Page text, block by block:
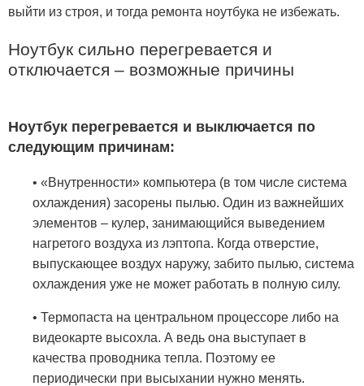
выйти из строя, и тогда ремонта ноутбука не избежать.
Ноутбук сильно перегревается и
отключается – возможные причины
Ноутбук перегревается и выключается по
следующим причинам:
• «Внутренности» компьютера (в том числе система
охлаждения) засорены пылью. Один из важнейших
элементов – кулер, занимающийся выведением
нагретого воздуха из лэптопа. Когда отверстие,
выпускающее воздух наружу, забито пылью, система
охлаждения уже не может работать в полную силу.
• Термопаста на центральном процессоре либо на
видеокарте высохла. А ведь она выступает в
качества проводника тепла. Поэтому ее
периодически при высыхании нужно менять.